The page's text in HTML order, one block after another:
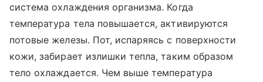
система охлаждения организма. Когда
температура тела повышается, активируются
потовые железы. Пот, испаряясь с поверхности
кожи, забирает излишки тепла, таким образом
тело охлаждается. Чем выше температура